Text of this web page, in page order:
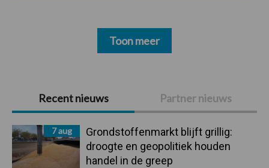
Primaire
Sidebar
Recent nieuws Partner nieuws
7 aug
Grondstoffenmarkt blijft grillig:
droogte en geopolitiek houden
handel in de greep
Toon meer